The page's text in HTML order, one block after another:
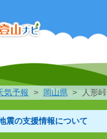
気予報 岡山県 人形峠
震の支援情報について